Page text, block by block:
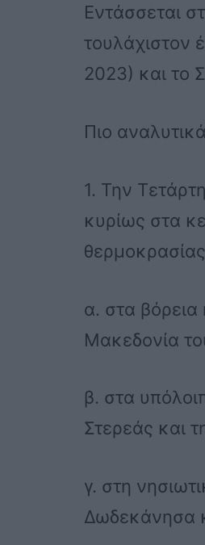
Εντάσσεται
τουλάχιστον
2023) και το
Πιο
1. Την
κυρίως στα
α. στα βόρεια
Μακεδονία
β. στα
Στερεάς και
γ. στη
Δωδεκάνησα